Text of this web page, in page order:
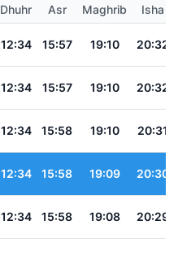
Dhuhr Asr Maghrib
Isha
12:34 15:57 19:10 20:32
12:34 15:57 19:10 20:32
12:34 15:58 19:10 20:31
12:34 15:58 19:09 20:30
12:34 15:58 19:08 20:29